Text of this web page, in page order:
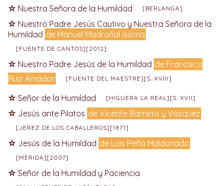
Nuestra Señora de la Humildad [BERLANGA]
Nuestro Padre Jesús Cautivo y Nuestra Señora de la
Humildad de Manuel Madroñal Isorna
[FUENTE DE CANTOS][2012]
Nuestro Padre Jesús de la Humildad de Francisco
Ruiz Amador
[FUENTE DEL MAESTRE][S. XVIII]
Señor de la Humildad [HIGUERA LA REAL][S. XVII]
Jesús ante Pilatos de Vicente Barneto y Vázquez
[JEREZ DE LOS CABALLEROS][1871]
Jesús de la Humildad de Luis Peña Maldonado
[MÉRIDA][2007]
Señor de la Humildad y Paciencia